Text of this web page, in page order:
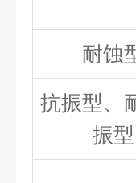
耐蚀
抗振型、
振型